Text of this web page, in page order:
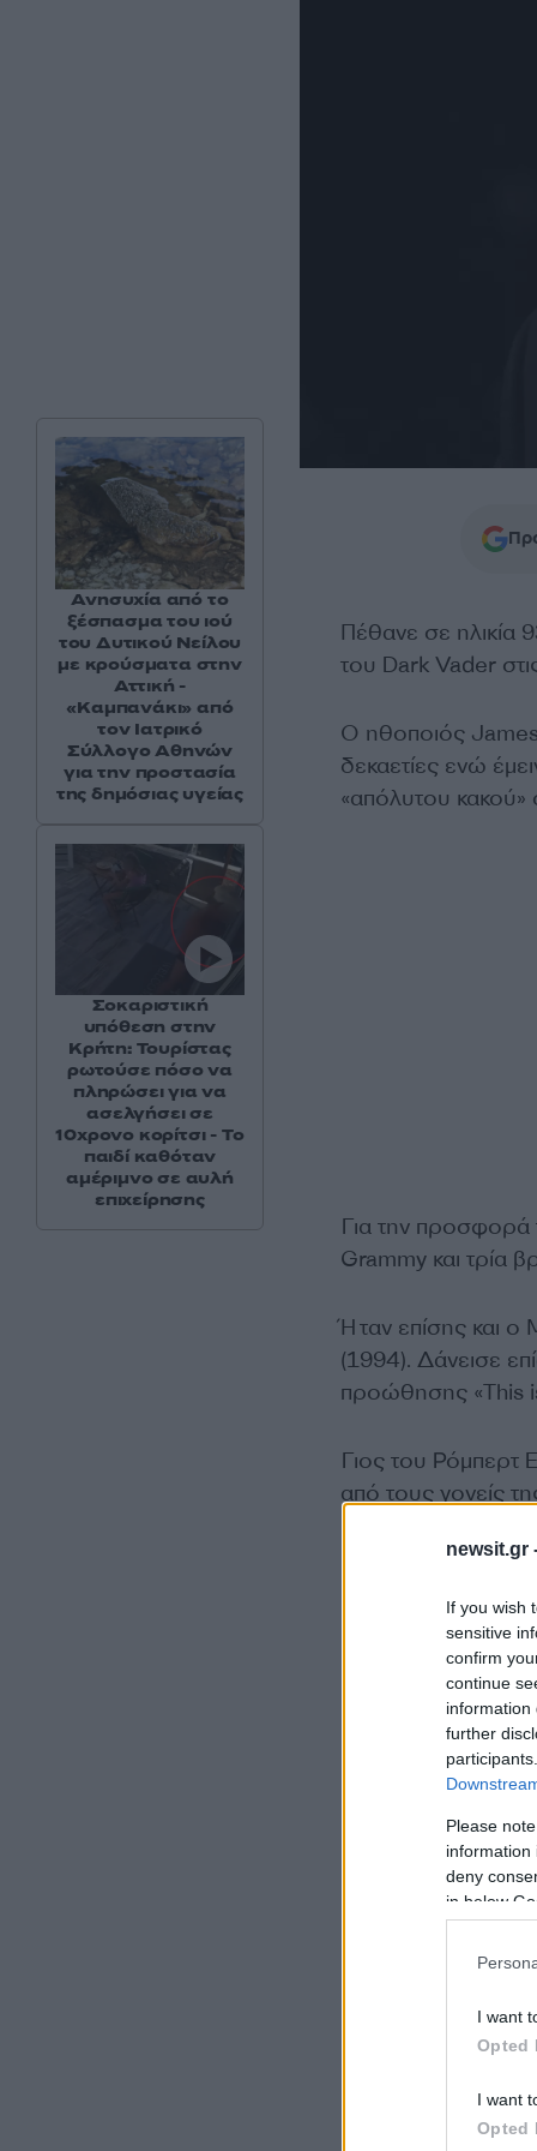
newsit.gr
If you wish
sensitive
confirm
continue
information
further
Please
information
deny
in below
I want
Opted
I want
Opted
Πέθανε σε ηλικία
του Dark Vader
Ο ηθοποιός James
δεκαετίες ενώ
«απόλυτου κακού»
Για την προσφορά
Grammy και τρία
Ήταν επίσης και
(1994). Δάνεισε
προώθησης «This
Γιος του Ρόμπερτ
από τους γονείς
Ανησυχία από το
ξέσπασμα του ιού
του Δυτικού Νείλου
με κρούσματα στην
Αττική -
«Καμπανάκι» από
τον Ιατρικό
Σύλλογο Αθηνών
για την προστασία
της δημόσιας υγείας
Σοκαριστική
υπόθεση στην
Κρήτη: Τουρίστας
ρωτούσε πόσο να
πληρώσει για να
ασελγήσει σε
10χρονο κορίτσι - Το
παιδί καθόταν
αμέριμνο σε αυλή
επιχείρησης